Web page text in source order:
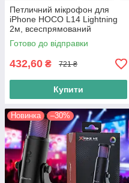
Петличний мікрофон для
iPhone HOCO L14 Lightning
2м, всеспрямований
мікрофон для запису, стріму
та інтерв’ю, чорний
Готово до відправки
432,60 ₴ 721 ₴
Купити
Новинка –30%